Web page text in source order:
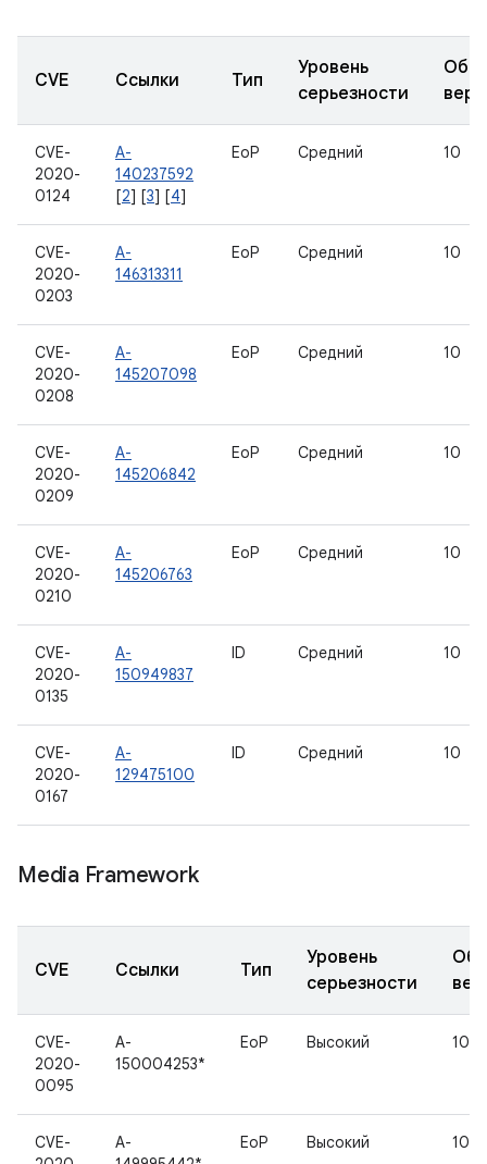
CVE Ссылки Тип
Уровень
серьезности
CVE-
2020-
0124
A-
140237592
[2] [3] [4]
EoP Средний 10
CVE-
2020-
0203
A-
146313311
EoP Средний 10
CVE-
2020-
0208
A-
145207098
EoP Средний 10
CVE-
2020-
0209
A-
145206842
EoP Средний 10
CVE-
2020-
0210
A-
145206763
EoP Средний 10
CVE-
2020-
0135
A-
150949837
ID Средний 10
CVE-
2020-
0167
A-
129475100
ID Средний 10
Media Framework
CVE Ссылки Тип
Уровень
серьезности
CVE-
2020-
0095
A-
150004253*
EoP Высокий 10
CVE-
A-
EoP Высокий 10